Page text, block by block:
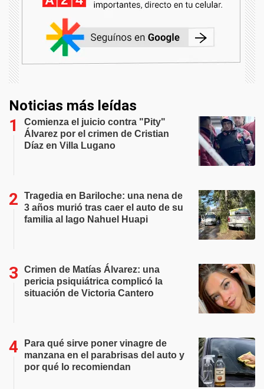
Noticias más leídas
Comienza el juicio contra "Pity"
Álvarez por el crimen de Cristian
Díaz en Villa Lugano
Tragedia en Bariloche: una nena de
3 años murió tras caer el auto de su
familia al lago Nahuel Huapi
Crimen de Matías Álvarez: una
pericia psiquiátrica complicó la
situación de Victoria Cantero
Para qué sirve poner vinagre de
manzana en el parabrisas del auto y
por qué lo recomiendan